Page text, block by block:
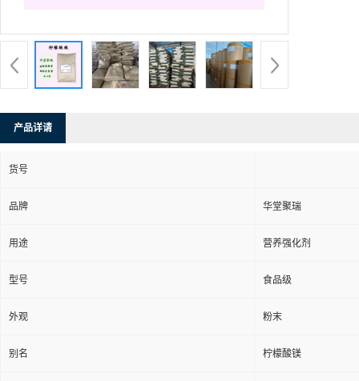
产品详请
货号
品牌 华堂聚瑞
用途 营养强化剂
型号 食品级
外观 粉末
别名 柠檬酸镁